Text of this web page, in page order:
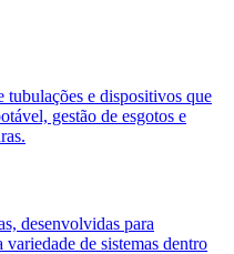
tubulações e dispositivos que
gestão de esgotos e
desenvolvidas para
de sistemas dentro